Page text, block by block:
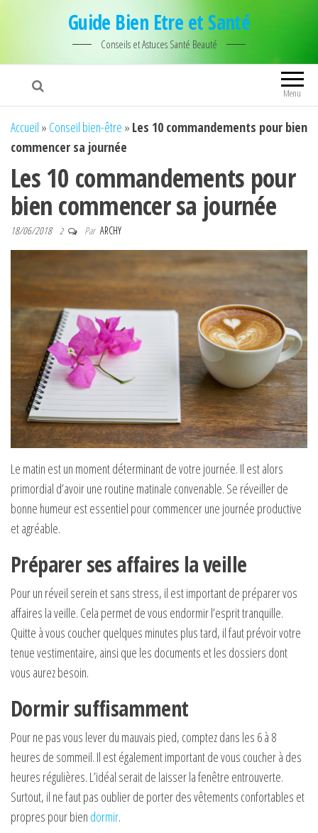
Guide Bien Etre et Santé
Conseils et Astuces Santé Beauté
Menu
Accueil » Conseil bien-être » Les 10 commandements pour bien
commencer sa journée
Les 10 commandements pour
bien commencer sa journée
18/06/2018 2 Par ARCHY
Le matin est un moment déterminant de votre journée. Il est alors
primordial d’avoir une routine matinale convenable. Se réveiller de
bonne humeur est essentiel pour commencer une journée productive
et agréable.
Préparer ses affaires la veille
Pour un réveil serein et sans stress, il est important de préparer vos
affaires la veille. Cela permet de vous endormir l’esprit tranquille.
Quitte à vous coucher quelques minutes plus tard, il faut prévoir votre
tenue vestimentaire, ainsi que les documents et les dossiers dont
vous aurez besoin.
Dormir suffisamment
Pour ne pas vous lever du mauvais pied, comptez dans les 6 à 8
heures de sommeil. Il est également important de vous coucher à des
heures régulières. L’idéal serait de laisser la fenêtre entrouverte.
Surtout, il ne faut pas oublier de porter des vêtements confortables et
propres pour bien dormir.